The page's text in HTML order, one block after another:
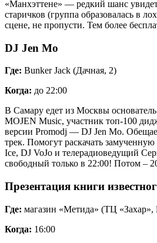
«Манхэттене» — редкий шанс
старичков (группа образовалась в
сцене, не пропусти. Тем более
DJ Jen Mo
Где: Bunker Jack (Дачная, 2)
Когда: до 22:00
В Самару едет из Москвы
MOJEN Music, участник топ-100
версии Promodj — DJ Jen Mo.
трек. Помогут раскачать
Ice, DJ VoJo и телерадиоведущий
свободный только в 22:00! Потом –
Презентация книги
Где: магазин «Метида» (ТЦ «Захар»,
Когда: 16:00